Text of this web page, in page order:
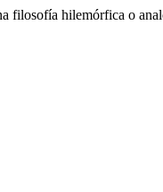
filosofía hilemórfica o